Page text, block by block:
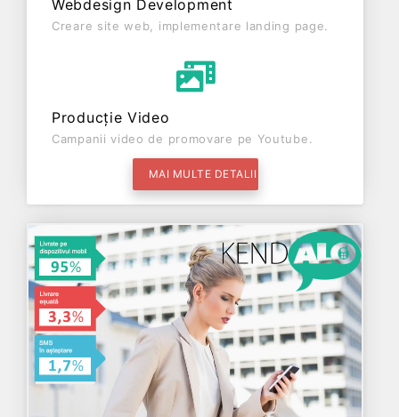
Webdesign Development
Creare site web, implementare landing page.
Producție Video
Campanii video de promovare pe Youtube.
MAI MULTE DETALII